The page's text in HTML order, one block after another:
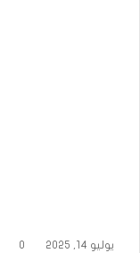
يوليو 14, 2025 0